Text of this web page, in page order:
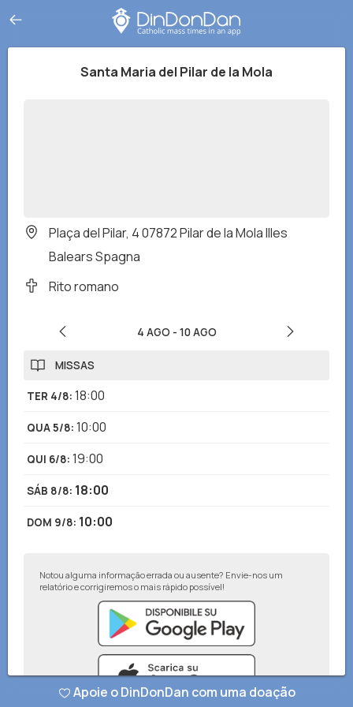
Santa Maria del Pilar de la Mola
Plaça del Pilar, 4 07872 Pilar de la Mola Illes
Balears Spagna
Rito romano
4 AGO - 10 AGO
MISSAS
TER 4/8: 18:00
QUA 5/8: 10:00
QUI 6/8: 19:00
SÁB 8/8: 18:00
DOM 9/8: 10:00
Notou alguma informação errada ou ausente? Envie-nos um
relatório e corrigiremos o mais rápido possível!
Apoie o DinDonDan com uma doação